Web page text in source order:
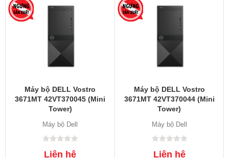
Máy bộ DELL Vostro
3671MT 42VT370045 (Mini
Tower)
Máy bộ Dell
Liên hệ
Máy bộ DELL Vostro
3671MT 42VT370044 (Mini
Tower)
Máy bộ Dell
Liên hệ